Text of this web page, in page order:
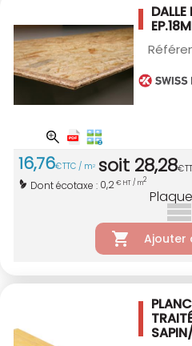
16,76€TTC / m2 soit 28,28€
Dont écotaxe : 0,2€ HT / m2
Ajouter